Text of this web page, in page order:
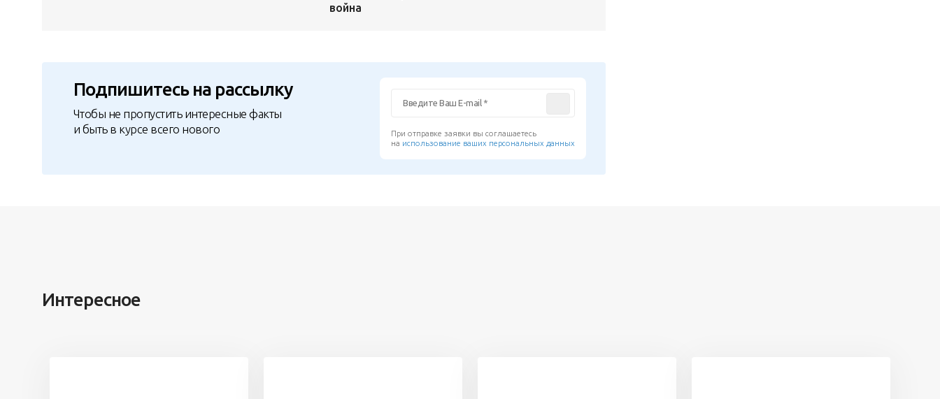
война
Подпишитесь на рассылку
Чтобы не пропустить интересные факты
и быть в курсе всего нового
При отправке заявки вы соглашаетесь
на использование ваших персональных данных
Интересное